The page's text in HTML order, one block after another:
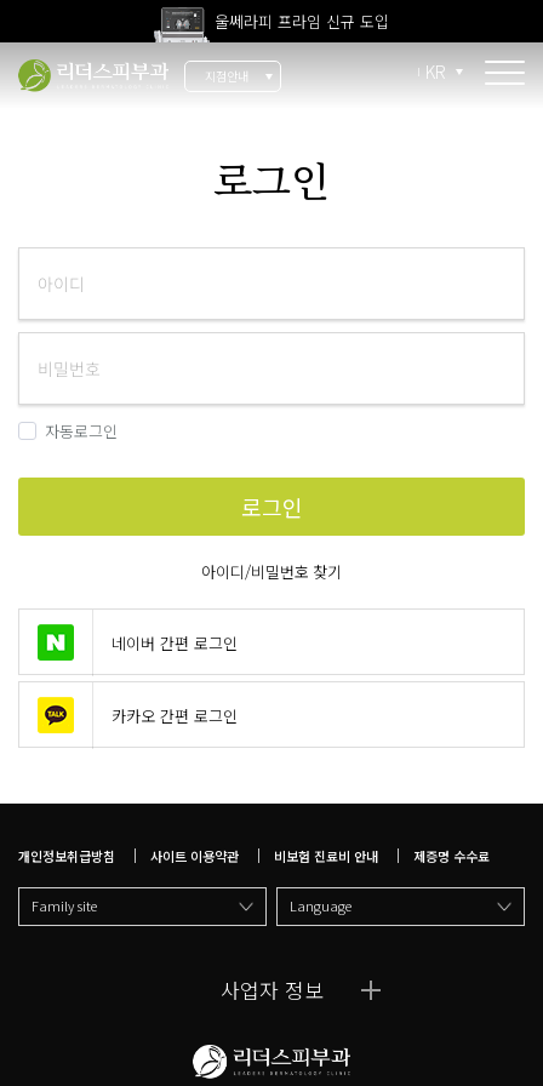
울쎄라피 프라임 신규 도입
고압산소치료 신규 도입
지점안내 KR
리더스 소개
리더스 히스토리
지점 안내
로그인
자동로그인
로그인
아이디/비밀번호 찾기
네이버 간편 로그인
카카오 간편 로그인
개인정보취급방침 사이트 이용약관 비보험 진료비 안내 제증명 수수료
Family site Language
사업자 정보